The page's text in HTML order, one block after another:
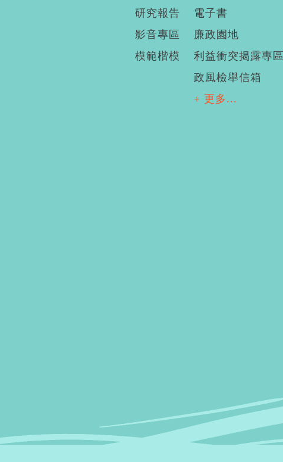
研究報告
影音專區
模範楷模
電子書
廉政園地
利益衝突揭露專區
政風檢舉信箱
+ 更多...